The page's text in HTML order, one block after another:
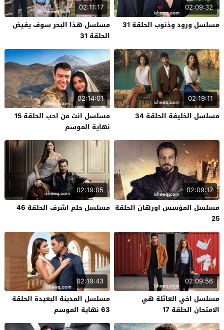
02:09:32
مسلسل ورود وذنوب الحلقة 31
02:11:17
مسلسل هذا البحر سوف يفيض
الحلقة 31
02:19:11
مسلسل الخليفة الحلقة 34
02:14:01
مسلسل انت من احب الحلقة 15
نهاية الموسم
02:09:17
مسلسل المؤسس اورهان الحلقة
25
02:19:05
مسلسل حلم اشرف الحلقة 46
02:09:56
مسلسل اخي العائلة هي
الامتحان الحلقة 17
02:19:43
مسلسل المدينة البعيدة الحلقة
63 نهاية الموسم